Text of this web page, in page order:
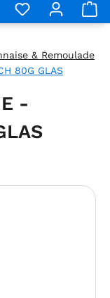
& Remoulade
80G GLAS
-